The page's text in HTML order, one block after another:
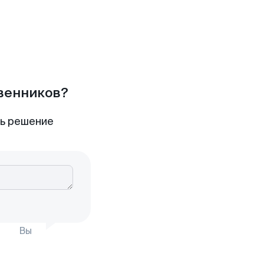
решение
Вы